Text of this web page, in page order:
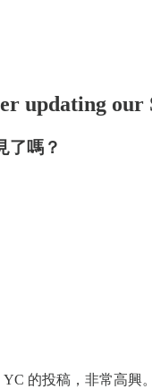
updating our
了嗎？
的投稿，非常高興。